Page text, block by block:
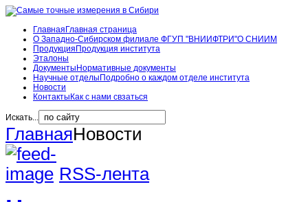
Главная Главная страница
О Западно-Сибирском филиале ФГУП "ВНИИФТРИ"О СНИИМ
Продукция Продукция института
Эталоны
Документы Нормативные документы
Научные отделы Подробно о каждом отделе института
Новости
Контакты Как с нами свзаться
Искать...
ГлавнаяНовости
RSS-лента